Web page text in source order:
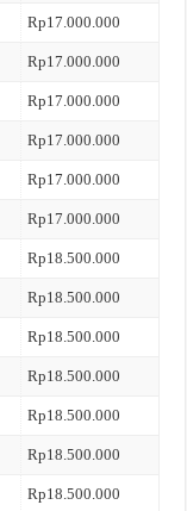
Rp17.000.000
Rp17.000.000
Rp17.000.000
Rp17.000.000
Rp17.000.000
Rp17.000.000
Rp18.500.000
Rp18.500.000
Rp18.500.000
Rp18.500.000
Rp18.500.000
Rp18.500.000
Rp18.500.000